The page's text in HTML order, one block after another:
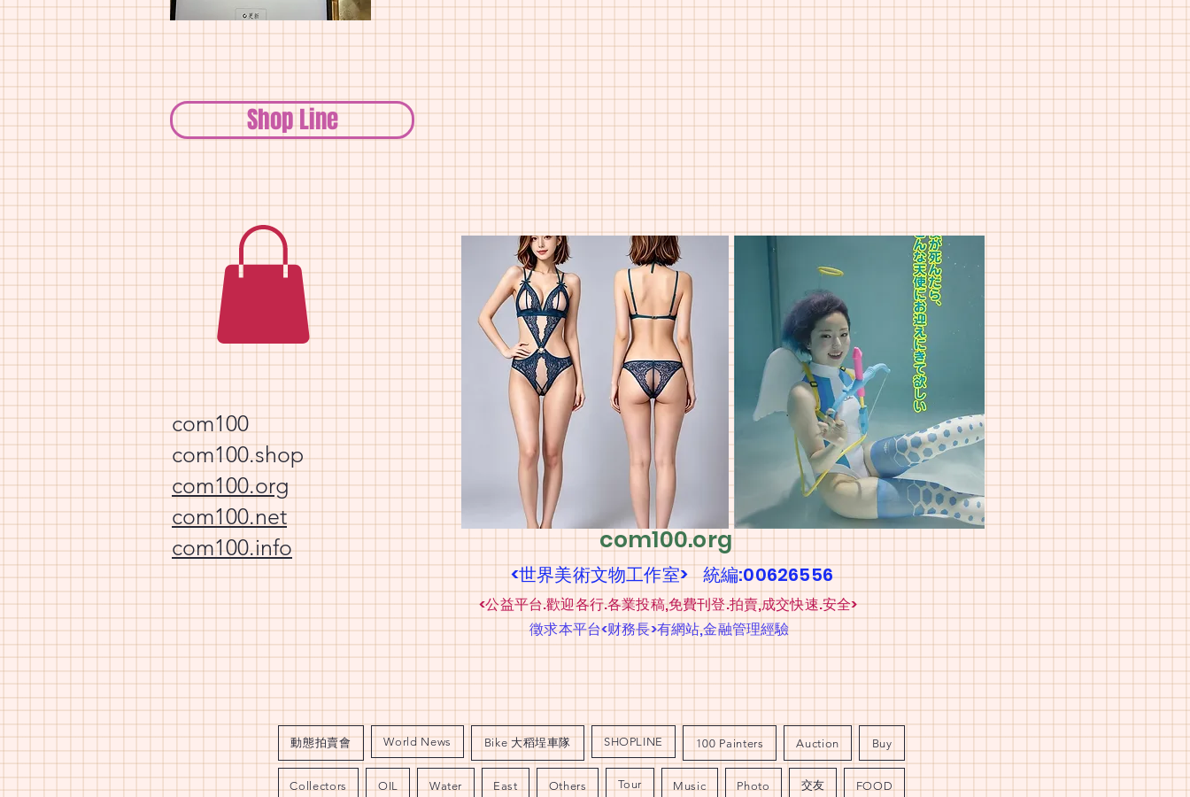
Shop Line
com100
com100.shop
com100.org
com100.net
com100.info
com100.org
<世界美術文物工作室> 統編:00626556
​<公益平台.歡迎各行.各業投稿,免費刊登.拍賣,成交快速.安全>
​徵求本平台<财務長>有網站,金融管理經驗
動態拍賣會 World News Bike 大稻埕車隊 SHOPLINE 100 Painters Auction Buy
Collectors OIL Water East Others Tour Music Photo 交友 FOOD